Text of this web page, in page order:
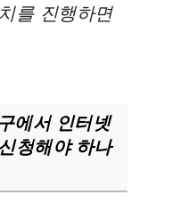
를 진행하면
에서 인터넷
청해야 하나